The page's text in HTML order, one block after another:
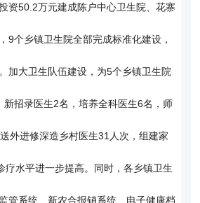
资50.2万元建成陈户中心卫生院、花寨
9个乡镇卫生院全部完成标准化建设，
加大卫生队伍建设，为5个乡镇卫生院
新招录医生2名，培养全科医生6名，师
外进修深造乡村医生31人次，组建家
疗水平进一步提高。同时，各乡镇卫生
管系统、新农合报销系统、电子健康档